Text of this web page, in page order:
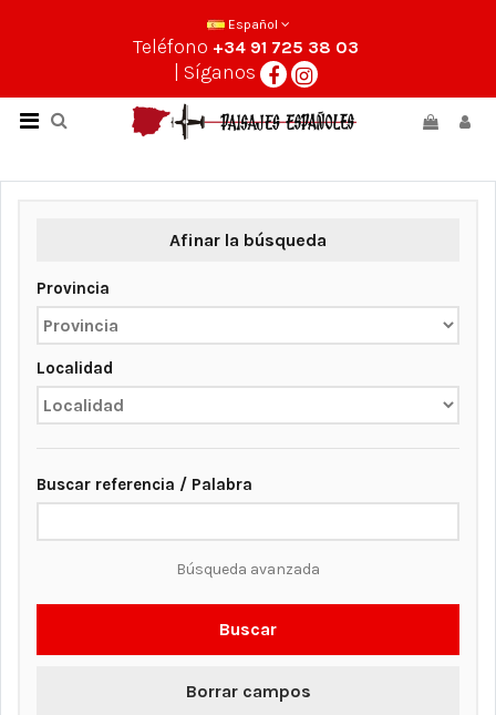
Español
Teléfono +34 91 725 38 03
| Síganos
Afinar la búsqueda
Provincia
Localidad
Buscar referencia / Palabra
Búsqueda avanzada
Buscar
Borrar campos